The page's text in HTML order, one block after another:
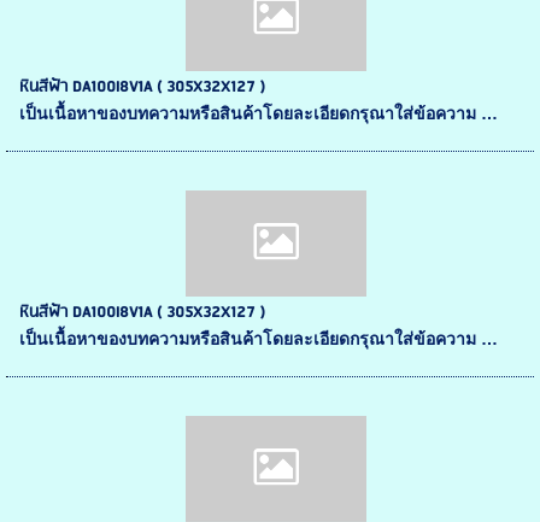
หินสีฟ้า DA100I8V1A ( 305X32X127 )
เป็นเนื้อหาของบทความหรือสินค้าโดยละเอียดกรุณาใส่ข้อความ …
หินสีฟ้า DA100I8V1A ( 305X32X127 )
เป็นเนื้อหาของบทความหรือสินค้าโดยละเอียดกรุณาใส่ข้อความ …